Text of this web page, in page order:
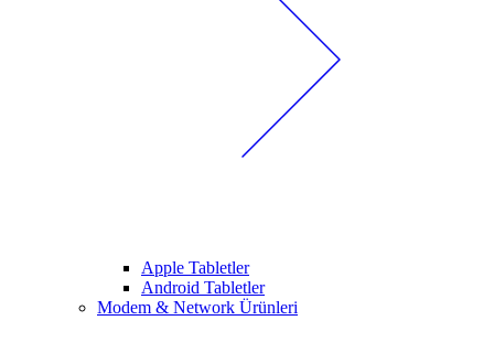
Apple Tabletler
Android Tabletler
Modem & Network Ürünleri